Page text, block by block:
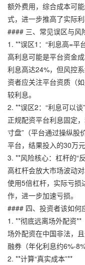
额外费用，综合成本可
式，进一步推高了实际利
#### 三、常见误区与风
1. **误区1：“利息高=平
高利息可能是平台资金
利息高达24%，但风控
资者应关注平台资质（
较利息。
2. **误区2：“利息可以谈
正规配资平台利息固定
寸盘”（平台通过操纵股
平台，结果投入的30万元
3. **风险核心：杠杆的“
高杠杆会放大市场波动
使用5倍杠杆，实际亏损
作，进一步加速亏损。
#### 四、投资者该如何
1. **彻底远离场外配资**
场外配资在中国非法，
融券（年化利息约6%-
2. **计算“真实成本”**